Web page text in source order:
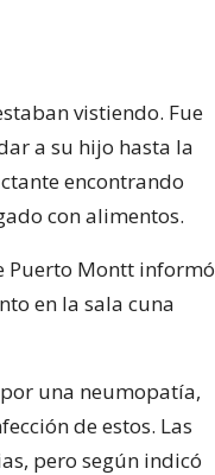
vistiendo. Fue
a su hijo hasta la
encontrando
con alimentos.
Puerto Montt informó
en la sala cuna
una neumopatía,
de estos. Las
pero según indicó